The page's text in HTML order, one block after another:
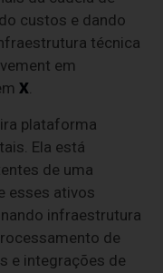
custos e dando
técnica
em
X.
plataforma
Ela está
de uma
esses ativos
infraestrutura
de
e integrações de